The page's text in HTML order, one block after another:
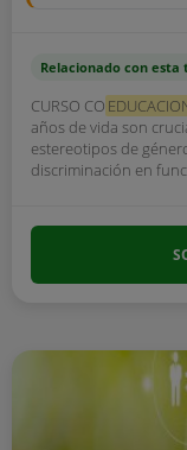
Relacionado con esta
CURSO CO
años de vida son
estereotipos de
discriminación en